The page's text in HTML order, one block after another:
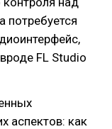
потребуется
FL Studio
аспектов: как